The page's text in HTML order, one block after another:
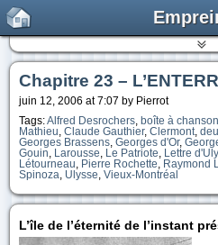
Chapitre 23 –
juin 12, 2006 at 7:07 by Pierrot
Tags:Alfred Desrochers boîte à chanson
Mathieu Claude Gauthier, Clermont
Georges Brassens Georges d'Or,
Gouin
Larousse Le Patriote Lettre
Létourneau
Pierre Rochette Raymond
Spinoza
Ulysse Vieux-Montréal
L’île de l’éternité de l’instant